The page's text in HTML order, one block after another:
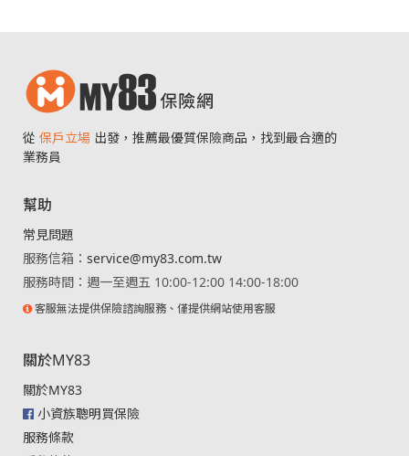
從 保戶立場 出發，推薦最優質保險商品，找到最合適的
業務員
幫助
常見問題
服務信箱： service@my83.com.tw
服務時間：週一至週五 10:00-12:00 14:00-18:00
客服無法提供保險諮詢服務、僅提供網站使用客服
關於MY83
關於MY83
小資族聰明買保險
服務條款